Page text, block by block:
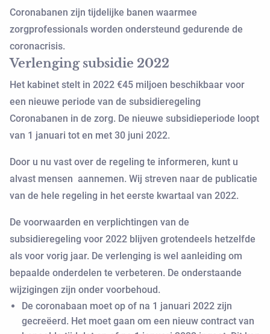
Coronabanen zijn tijdelijke banen waarmee
zorgprofessionals worden ondersteund gedurende de
coronacrisis.
Verlenging subsidie 2022
Het kabinet stelt in 2022 €45 miljoen beschikbaar voor
een nieuwe periode van de subsidieregeling
Coronabanen in de zorg. De nieuwe subsidieperiode loopt
van 1 januari tot en met 30 juni 2022.
Door u nu vast over de regeling te informeren, kunt u
alvast mensen aannemen. Wij streven naar de publicatie
van de hele regeling in het eerste kwartaal van 2022.
De voorwaarden en verplichtingen van de
subsidieregeling voor 2022 blijven grotendeels hetzelfde
als voor vorig jaar. De verlenging is wel aanleiding om
bepaalde onderdelen te verbeteren. De onderstaande
wijzigingen zijn onder voorbehoud.
De coronabaan moet op of na 1 januari 2022 zijn
gecreëerd. Het moet gaan om een nieuw contract van